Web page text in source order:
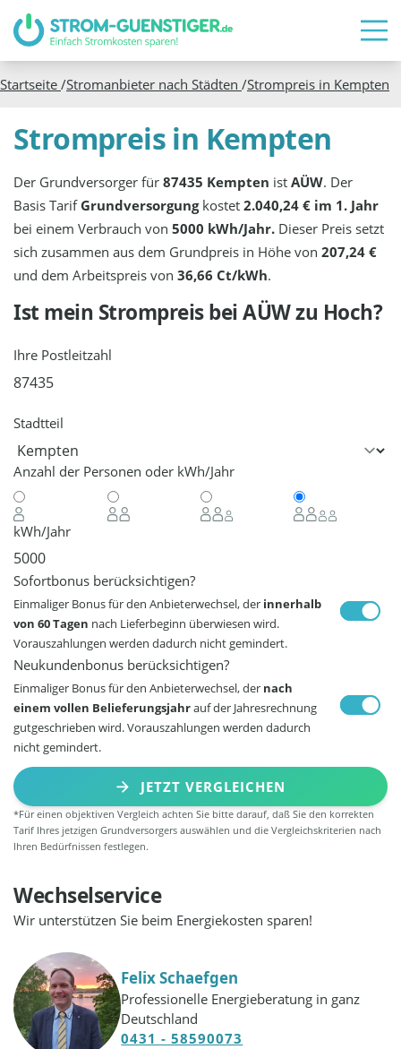
Startseite /Stromanbieter nach Städten /Strompreis in Kempten
Strompreis in Kempten
Der Grundversorger für87435 Kempten istAÜW. Der
Basis Tarif Grundversorgungkostet2.040,24 € im 1. Jahr
bei einem Verbrauch von5000 kWh/Jahr. Dieser Preis setzt
sich zusammen aus dem Grundpreis in Höhe von207,24 €
und dem Arbeitspreis von36,66 Ct/kWh.
Ist mein Strompreis beiAÜWzu Hoch?
Ihre Postleitzahl
Stadtteil
Anzahl der Personen oder kWh/Jahr
kWh/Jahr
Sofortbonus berücksichtigen?
Einmaliger Bonus für den Anbieterwechsel, der innerhalb
von 60 Tagen nach Lieferbeginn überwiesen wird.
Vorauszahlungen werden dadurch nicht gemindert.
Neukundenbonus berücksichtigen?
Einmaliger Bonus für den Anbieterwechsel, der nach
einem vollen Belieferungsjahrauf der Jahresrechnung
gutgeschrieben wird. Vorauszahlungen werden dadurch
nicht gemindert.
JETZT VERGLEICHEN
*Für einen objektiven Vergleich achten Sie bitte darauf, daß Sie den korrekten
Tarif Ihres jetzigen Grundversorgers auswählen und die Vergleichskriterien nach
Ihren Bedürfnissen festlegen.
Wechselservice
Wir unterstützen Sie beim Energiekosten sparen!
Felix Schaefgen
Professionelle Energieberatung in ganz
Deutschland
0431 - 58590073